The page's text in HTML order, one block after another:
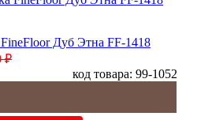
Дуб Этна FF-1418
₽
код товара: 99-1052